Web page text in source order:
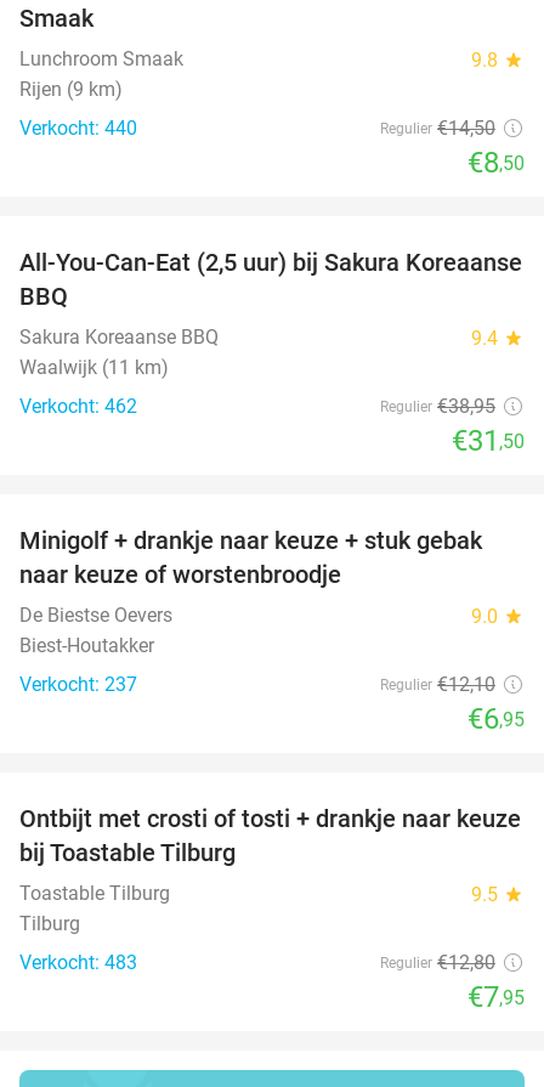
Smaak
Lunchroom Smaak 9.8 star
Rijen (9 km)
Verkocht: 440
Regulier €14,50
€8,50
19%
All-You-Can-Eat (2,5 uur) bij Sakura Koreaanse
BBQ
Sakura Koreaanse BBQ 9.4 star
Waalwijk (11 km)
Verkocht: 462
Regulier €38,95
€31 ,50
43%
Minigolf + drankje naar keuze + stuk gebak
naar keuze of worstenbroodje
De Biestse Oevers 9.0 star
Biest-Houtakker
Verkocht: 237
Regulier €12,10
€6,95
38%
Ontbijt met crosti of tosti + drankje naar keuze
bij Toastable Tilburg
Toastable Tilburg 9.5 star
Tilburg
Verkocht: 483
Regulier €12,80
€7,95